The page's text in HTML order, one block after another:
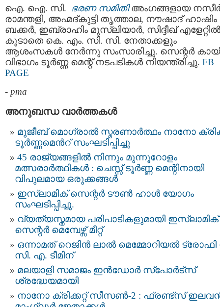
ഐ. ഐ. സി. ഭരണ സമിതിഅംഗങ്ങളായ
രാമന്തളി, അഹ്മദ്കുട്ടി തൃത്താല, നൗഷാദ് ഹാഷിം
ബക്കർ, ഇബ്രാഹിം മുസ്‌ലിയാർ, സിദ്ദീഖ് എളേറ്റിൽ
കൂടാതെ കെ. എം. സി. സി. നേതാക്കളും
ആശംസകൾ നേർന്നു സംസാരിച്ചു. സെന്റർ
വിഭാഗം ടൂർണ്ണ മെന്റ് നടപടികൾ നിയന്ത്രിച്ചു. FB
PAGE
- pma
അനുബന്ധ വാര്‍ത്തകള്‍
മുജീബ് മൊഗ്രാൽ സ്മരണാര്‍ത്ഥം നാനോ
ടൂർണ്ണമെന്‍റ് സംഘടിപ്പിച്ചു
45 രാജ്യങ്ങളിൽ നിന്നും മുന്നൂറോളം
മത്സരാർത്ഥികൾ : ചെസ്സ് ടൂർണ്ണ മെന്റിനായി
വിപുലമായ ഒരുക്കങ്ങൾ
ഇസ്‌ലാമിക് സെന്റർ ടൗൺ ഹാൾ യോഗം
സംഘടിപ്പിച്ചു.
വ്യത്യസ്തമായ പരിപാടികളുമായി ഇസ്ലാമിക്
സെന്റർ മെമ്പേഴ്സ് മീറ്റ്
ഒന്നാമത് റെജിൻ ലാൽ മെമ്മോറിയൽ ട്രോഫി
സി. എ. ടീമിന്
മലയാളി സമാജം ഇൻഡോർ സ്പോർട്സ്
ശ്രദ്ധേയമായി
നാനോ ക്രിക്കറ്റ് സീസൺ-2 : ഫ്രണ്ട്സ്